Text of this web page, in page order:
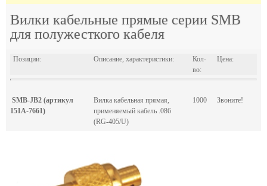
Вилки кабельные прямые серии SMB
для полужесткого кабеля
Позиции: Описание, характеристики:
Кол-
во:
Цена:
SMB-JB2 (артикул
151A-7661)
Вилка кабельная прямая,
применяемый кабель .086
(RG-405/U)
1000 Звоните!